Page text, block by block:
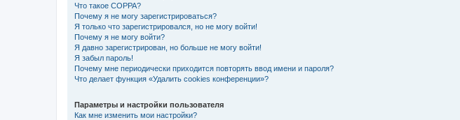
Что такое COPPA?
Почему я не могу зарегистрироваться?
Я только что зарегистрировался, но не могу войти!
Почему я не могу войти?
Я давно зарегистрирован, но больше не могу войти!
Я забыл пароль!
Почему мне периодически приходится повторять ввод имени и пароля?
Что делает функция «Удалить cookies конференции»?
Параметры и настройки пользователя
Как мне изменить мои настройки?